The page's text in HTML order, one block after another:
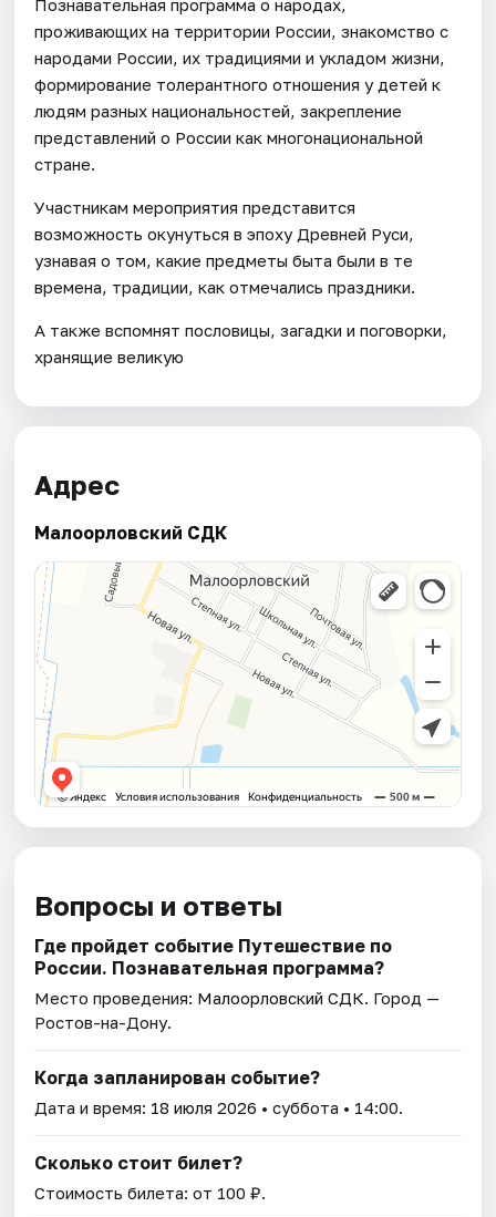
Познавательная программа о народах,
проживающих на территории России, знакомство с
народами России, их традициями и укладом жизни,
формирование толерантного отношения у детей к
людям разных национальностей, закрепление
представлений о России как многонациональной
стране.
Участникам мероприятия представится
возможность окунуться в эпоху Древней Руси,
узнавая о том, какие предметы быта были в те
времена, традиции, как отмечались праздники.
А также вспомнят пословицы, загадки и поговорки,
хранящие великую
Адрес
Малоорловский СДК
Вопросы и ответы
Где пройдет событие Путешествие по
России. Познавательная программа?
Место проведения: Малоорловский СДК. Город —
Ростов-на-Дону.
Когда запланирован событие?
Дата и время: 18 июля 2026 • суббота • 14:00.
Сколько стоит билет?
Стоимость билета: от 100 ₽.